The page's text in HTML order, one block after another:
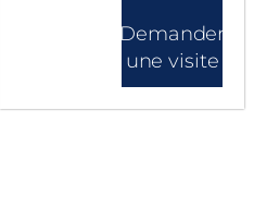
Demander
une visite